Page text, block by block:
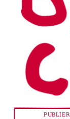
PUBLIER